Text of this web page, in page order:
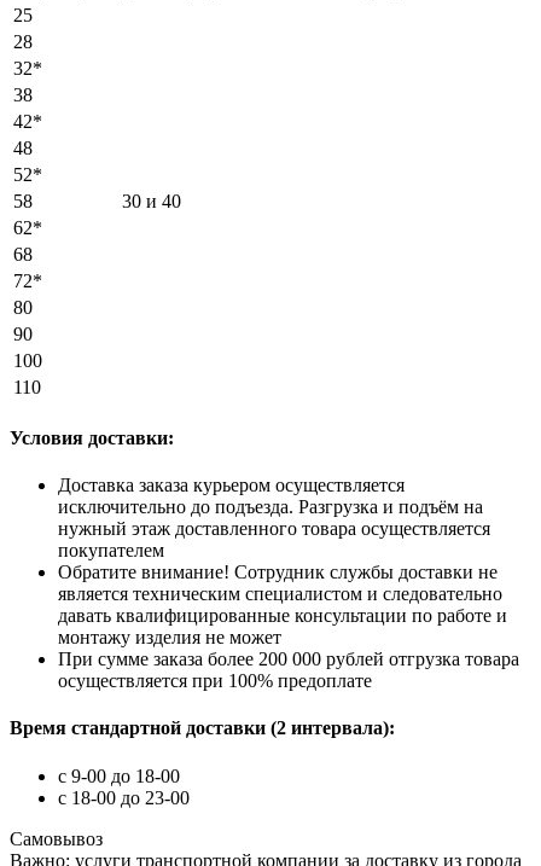
25
30 и 40
28
32*
38
42*
48
52*
58
62*
68
72*
80
90
100
110
Условия доставки:
Доставка заказа курьером осуществляется
исключительно до подъезда. Разгрузка и подъём на
нужный этаж доставленного товара осуществляется
покупателем
Обратите внимание! Сотрудник службы доставки не
является техническим специалистом и следовательно
давать квалифицированные консультации по работе и
монтажу изделия не может
При сумме заказа более 200 000 рублей отгрузка товара
осуществляется при 100% предоплате
Время стандартной доставки (2 интервала):
c 9-00 до 18-00
с 18-00 до 23-00
Самовывоз
Важно: услуги транспортной компании за доставку из города